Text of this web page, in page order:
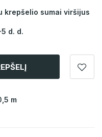
krepšelio sumai viršijus
d. d.
m